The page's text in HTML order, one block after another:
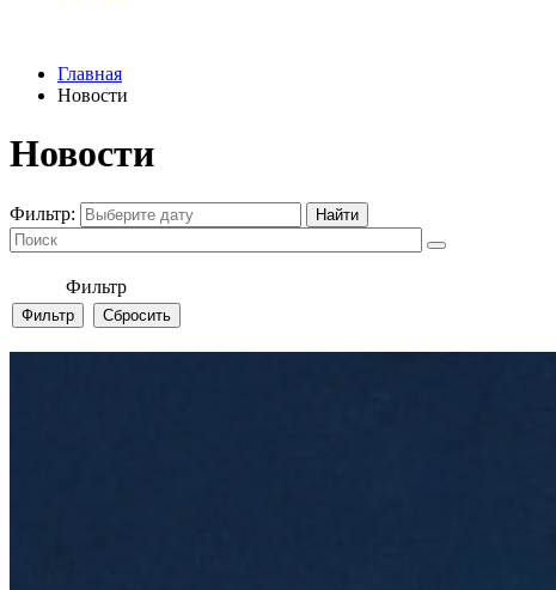
Главная
Новости
Новости
Фильтр:
Фильтр